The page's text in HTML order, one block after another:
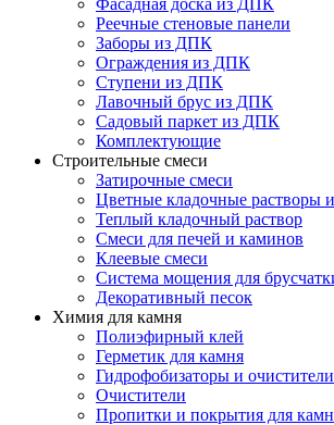
Фасадная доска из ДПК
Реечные стеновые панели
Заборы из ДПК
Ограждения из ДПК
Ступени из ДПК
Лавочный брус из ДПК
Садовый паркет из ДПК
Комплектующие
Строительные смеси
Затирочные смеси
Цветные кладочные растворы
Теплый кладочный раствор
Смеси для печей и каминов
Клеевые смеси
Система мощения для
Декоративный песок
Химия для камня
Полиэфирный клей
Герметик для камня
Гидрофобизаторы и
Очистители
Пропитки и покрытия для